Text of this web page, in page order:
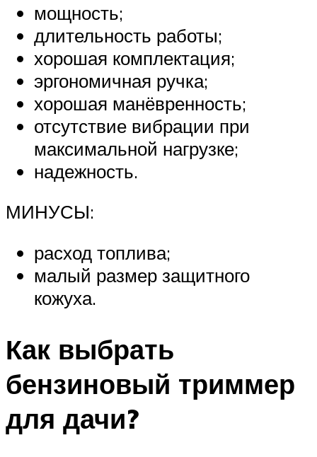
мощность;
длительность работы;
хорошая комплектация;
эргономичная ручка;
хорошая манёвренность;
отсутствие вибрации при
максимальной нагрузке;
надежность.
МИНУСЫ:
расход топлива;
малый размер защитного
кожуха.
Как выбрать
бензиновый триммер
для дачи?